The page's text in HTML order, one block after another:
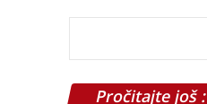
Pročitajte još :